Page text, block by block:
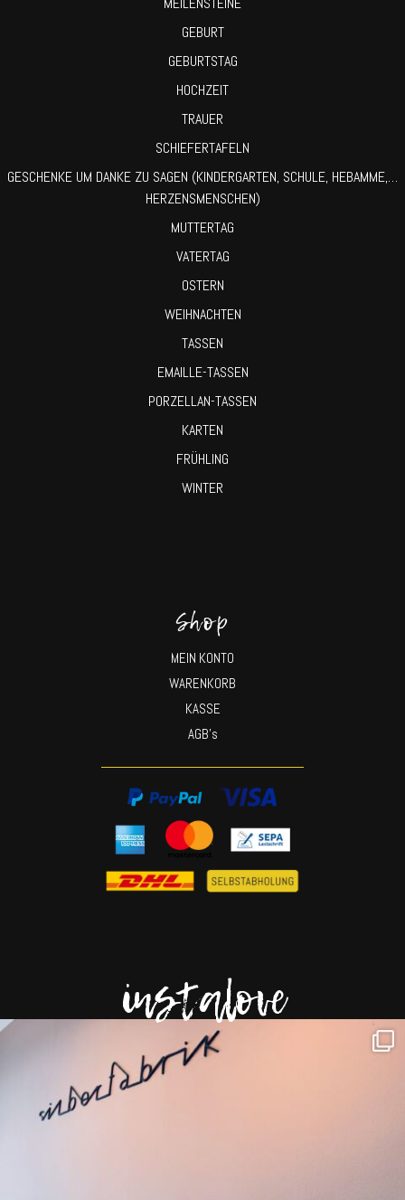
GEBURT
GEBURTSTAG
HOCHZEIT
TRAUER
SCHIEFERTAFELN
GESCHENKE UM DANKE ZU SAGEN (KINDERGARTEN, SCHULE, HEBAMME,…
HERZENSMENSCHEN)
MUTTERTAG
VATERTAG
OSTERN
WEIHNACHTEN
TASSEN
EMAILLE-TASSEN
PORZELLAN-TASSEN
KARTEN
FRÜHLING
WINTER
Shop
MEIN KONTO
WARENKORB
KASSE
AGB’s
instalove